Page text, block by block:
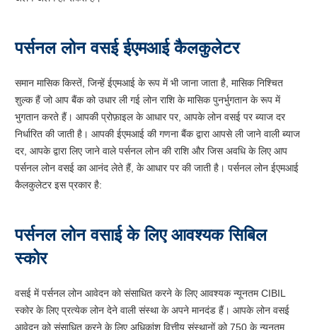
पर्सनल लोन वसई ईएमआई कैलकुलेटर
समान मासिक किस्तें, जिन्हें ईएमआई के रूप में भी जाना जाता है, मासिक निश्चित
शुल्क हैं जो आप बैंक को उधार ली गई लोन राशि के मासिक पुनर्भुगतान के रूप में
भुगतान करते हैं। आपकी प्रोफ़ाइल के आधार पर, आपके लोन वसई पर ब्याज दर
निर्धारित की जाती है। आपकी ईएमआई की गणना बैंक द्वारा आपसे ली जाने वाली ब्याज
दर, आपके द्वारा लिए जाने वाले पर्सनल लोन की राशि और जिस अवधि के लिए आप
पर्सनल लोन वसई का आनंद लेते हैं, के आधार पर की जाती है। पर्सनल लोन ईएमआई
कैलकुलेटर इस प्रकार है:
पर्सनल लोन वसाई के लिए आवश्यक सिबिल
स्कोर
वसई में पर्सनल लोन आवेदन को संसाधित करने के लिए आवश्यक न्यूनतम CIBIL
स्कोर के लिए प्रत्येक लोन देने वाली संस्था के अपने मानदंड हैं। आपके लोन वसई
आवेदन को संसाधित करने के लिए अधिकांश वित्तीय संस्थानों को 750 के न्यूनतम